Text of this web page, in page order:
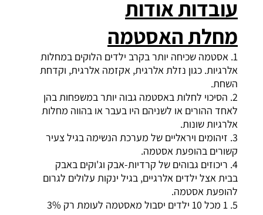
עובדות אודות
מחלתהאסטמה
1. אסטמה שכיחה יותר בקרב ילדים הלוקים במחלות
אלרגיות. כגון נזלת אלרגית, אקזמה אלרגית, וקדחת
השחת.
2. הסיכוי לחלות באסטמה גבוה יותר במשפחות בהן
לאחד ההורים או לשניהם היו בעבר או בהווה מחלות
אלרגיות שונות.
3. זיהומים ויראליים של מערכת הנשימה בגיל צעיר
קשורים בהופעת אסטמה.
4. ריכוזים גבוהים של קרדיות-אבק וג'וקים באבק
בבית אצל ילדים אלרגיים, בגיל ינקות עלולים לגרום
להופעת אסטמה.
5. 1 מכל 10 ילדים יסבול מאסטמה לעומת רק 3%